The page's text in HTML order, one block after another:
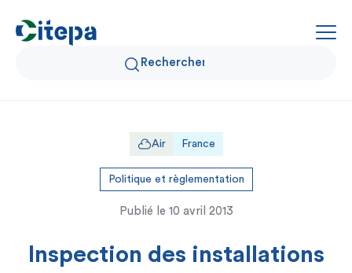
Qui sommes-nous ?
Données Air et Climat
Expertise et solutions
Air France
Politique et règlementation
Publié le 10 avril 2013
Inspection des installations